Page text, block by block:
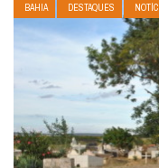
BAHIA DESTAQUES